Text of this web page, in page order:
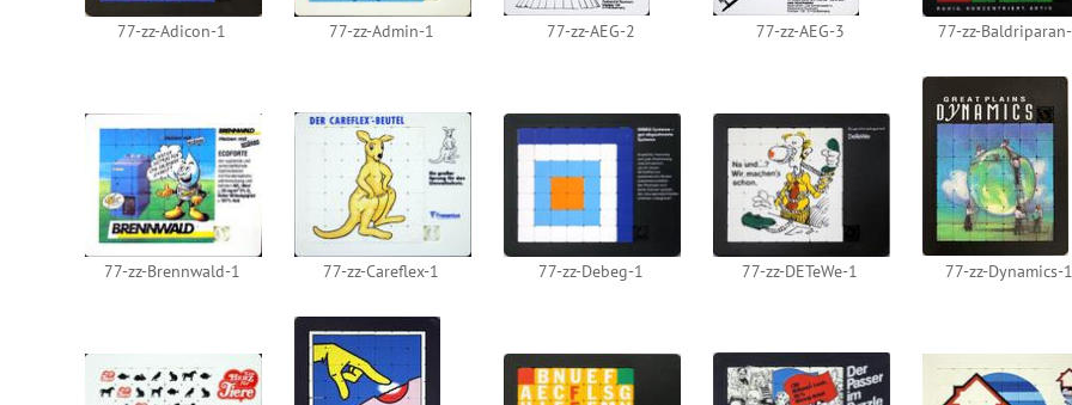
77-zz-Adicon-1 77-zz-Admin-1 77-zz-AEG-2 77-zz-AEG-3 77-zz-
77-zz-Brennwald-1 77-zz-Careflex-1 77-zz-Debeg-1 77-zz-DETeWe-1 77-zz-Dynamics-1